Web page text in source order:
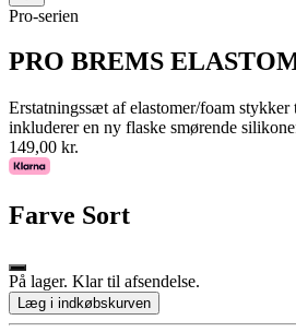
Pro-serien
PRO BREMS
Erstatningssæt af elastomer/foam
inkluderer en ny flaske smørende
149,00 kr.
Farve Sort
På lager. Klar til afsendelse.
Læg i indkøbskurven